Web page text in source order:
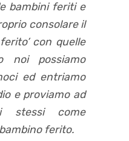
bambini feriti e
consolare il
con quelle
noi possiamo
ed entriamo
e proviamo ad
stessi come
ferito.